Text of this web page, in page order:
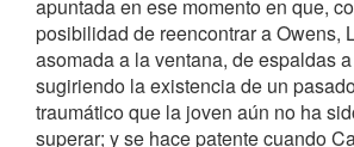
apuntada en ese momento en que,
posibilidad de reencontrar a Owens,
asomada a la ventana, de espaldas
sugiriendo la existencia de un
traumático que la joven aún no ha
superar; y se hace patente cuando